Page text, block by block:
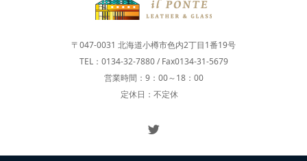
〒047-0031 北海道小樽市色内2丁目1番19号
TEL：0134-32-7880 / Fax0134-31-5679
営業時間：9：00～18：00
定休日：不定休